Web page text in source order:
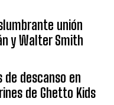
unión
y Walter Smith
descanso en
de Ghetto Kids